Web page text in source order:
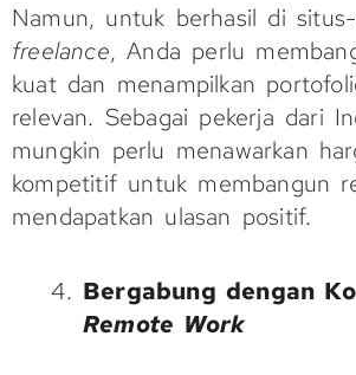
Namun, untuk berhasil di
freelance, Anda perlu
kuat dan menampilkan
relevan. Sebagai pekerja dari
mungkin perlu menawarkan
kompetitif untuk membangun
mendapatkan ulasan positif.
Bergabung dengan
Remote Work